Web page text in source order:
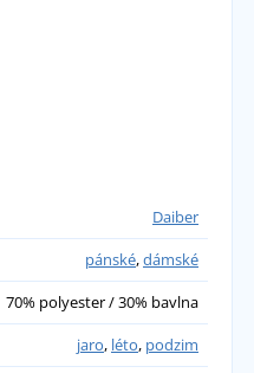
Daiber
pánské,dámské
70% polyester / 30% bavlna
jaro, léto, podzim